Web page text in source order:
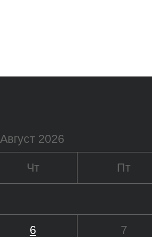
Август 2026
Чт Пт
6 7